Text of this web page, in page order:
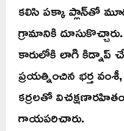
కలిసి పక్కా ప్లాన్‌తో
గ్రామానికి
కారులోకి లాగి కిడ్నాప్
ప్రయత్నించిన భర్త
కర్రలతో
గాయపరిచారు.